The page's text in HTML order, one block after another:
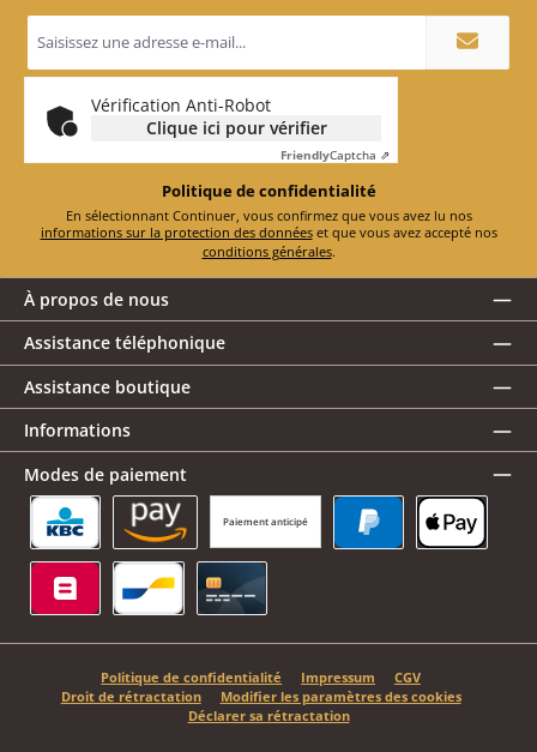
Adresse
e-
*
Vérification Anti-Robot
Clique ici pour vérifier
FriendlyCaptcha ⇗
Politique de confidentialité
En sélectionnant Continuer, vous confirmez que vous avez lu nos
informations sur la protection des données
et que vous avez accepté nos
conditions générales.
À propos de nous
Assistance téléphonique
Assistance boutique
Informations
Modes de paiement
Paiement anticipé
KBC/CBC Payment Button
Amazon Pay
Politique de confidentialité Impressum
CGV
Droit de rétractation
Modifier les paramètres des cookies
Déclarer sa rétractation